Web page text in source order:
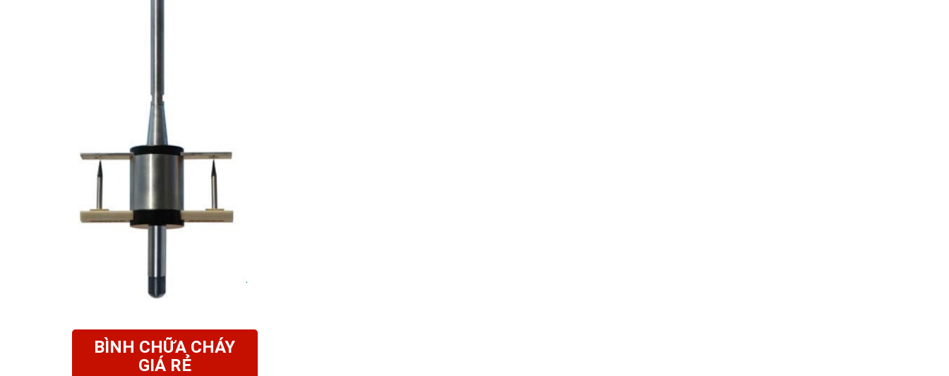
BÌNH CHỮA CHÁY
GIÁ RẺ